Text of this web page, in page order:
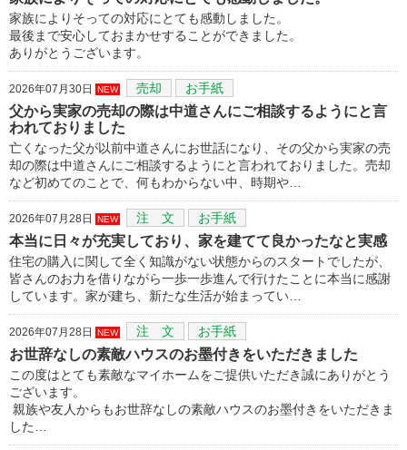
家族によりそっての対応にとても感動しました。
最後まで安心しておまかせすることができました。
ありがとうございます。
2026年07月30日 NEW 売却 お手紙
父から実家の売却の際は中道さんにご相談するようにと言
われておりました
亡くなった父が以前中道さんにお世話になり、その父から実家の売
却の際は中道さんにご相談するようにと言われておりました。売却
など初めてのことで、何もわからない中、時期や…
2026年07月28日 NEW 注 文 お手紙
本当に日々が充実しており、家を建てて良かったなと実感
住宅の購入に関して全く知識がない状態からのスタートでしたが、
皆さんのお力を借りながら一歩一歩進んで行けたことに本当に感謝
しています。家が建ち、新たな生活が始まってい…
2026年07月28日 NEW 注 文 お手紙
お世辞なしの素敵ハウスのお墨付きをいただきました
この度はとても素敵なマイホームをご提供いただき誠にありがとう
ございます。
親族や友人からもお世辞なしの素敵ハウスのお墨付きをいただきま
した…